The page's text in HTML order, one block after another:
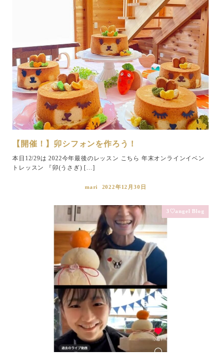
【開催！】卯シフォンを作ろう！
本日12/29は 2022今年最後のレッスン こちら 年末オンラインイベン
トレッスン 『卯(うさぎ) […]
mari 2022年12月30日
3♡angel Blog